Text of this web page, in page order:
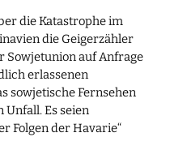
die Katastrophe im
die Geigerzähler
Sowjetunion auf Anfrage
erlassenen
sowjetische Fernsehen
Unfall. Es seien
Folgen der Havarie“